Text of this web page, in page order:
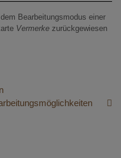
Bearbeitungsmodus einer
Vermerke zurückgewiesen